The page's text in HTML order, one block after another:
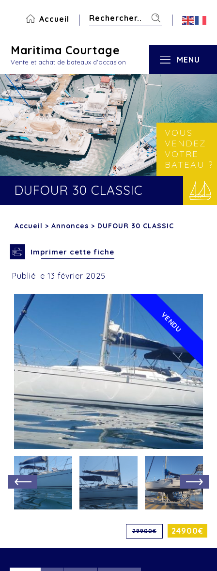
Accueil
Maritima Courtage
Vente et achat de bateaux d'occasion MENU
VOUS
VENDEZ
VOTRE
BATEAU ?
DUFOUR 30 CLASSIC
Accueil > Annonces > DUFOUR 30 CLASSIC
Imprimer cette fiche
Publié le 13 février 2025
VENDU
29900€ 24900€